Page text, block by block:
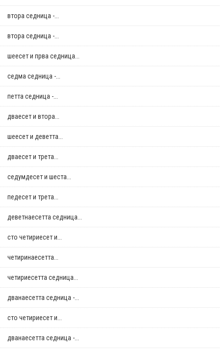
втора седница -...
втора седница -...
шеесет и прва седница...
седма седница -...
петта седница -...
дваесет и втора...
шеесет и деветта...
дваесет и трета...
седумдесет и шеста...
педесет и трета...
деветнаесетта седница...
сто четириесет и...
четиринаесетта...
четириесетта седница...
дванаесетта седница -...
сто четириесет и...
дванаесетта седница -...